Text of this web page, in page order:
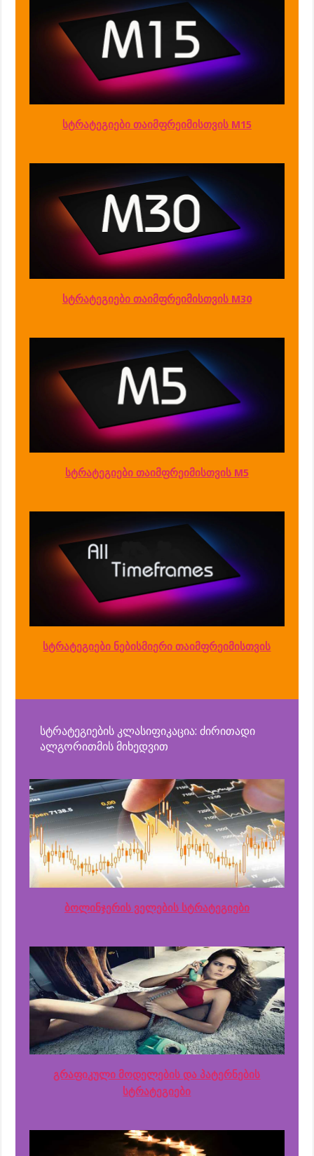
სტრატეგიები თაიმფრეიმისთვის M15
სტრატეგიები თაიმფრეიმისთვის M30
სტრატეგიები თაიმფრეიმისთვის M5
სტრატეგიები ნებისმიერი თაიმფრეიმისთვის
სტრატეგიების კლასიფიკაცია: ძირითადი
ალგორითმის მიხედვით
ბოლინჯერის ველების სტრატეგიები
გრაფიკული მოდელების და პატერნების
სტრატეგიები